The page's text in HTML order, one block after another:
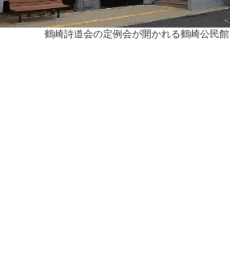
鶴崎詩道会の定例会が開かれる鶴崎公民館